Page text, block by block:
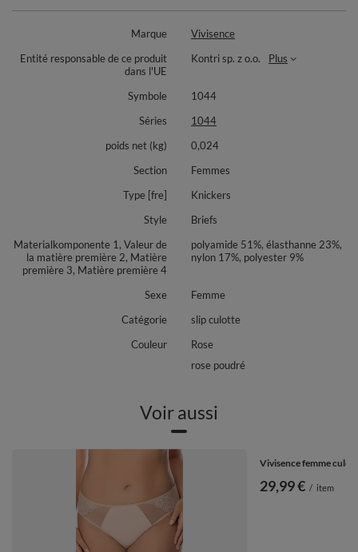
Marque
Vivisence
Entité responsable de ce produit
dans l'UE
Kontri sp. z o.o. Plus
Symbole
1044
Séries
1044
poids net (kg)
0,024
Section
Femmes
Type [fre]
Knickers
Style
Briefs
Materialkomponente 1, Valeur de
la matière première 2, Matière
première 3, Matière première 4
polyamide 51%, élasthanne 23%,
nylon 17%, polyester 9%
Sexe
Femme
Catégorie
slip culotte
Couleur
Rose
rose poudré
Voir aussi
Vivisence femme
29,99 € / item